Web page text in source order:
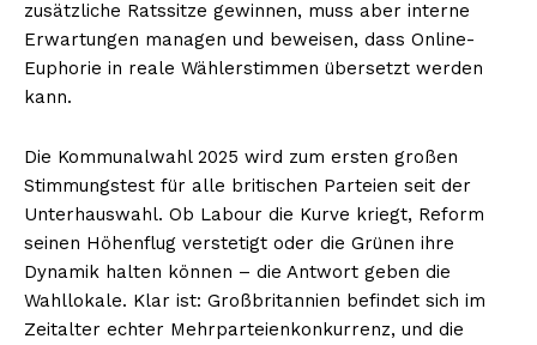
zusätzliche Ratssitze gewinnen, muss aber interne
Erwartungen managen und beweisen, dass Online-
Euphorie in reale Wählerstimmen übersetzt werden
kann.
Die Kommunalwahl 2025 wird zum ersten großen
Stimmungstest für alle britischen Parteien seit der
Unterhauswahl. Ob Labour die Kurve kriegt, Reform
seinen Höhenflug verstetigt oder die Grünen ihre
Dynamik halten können – die Antwort geben die
Wahllokale. Klar ist: Großbritannien befindet sich im
Zeitalter echter Mehrparteienkonkurrenz, und die